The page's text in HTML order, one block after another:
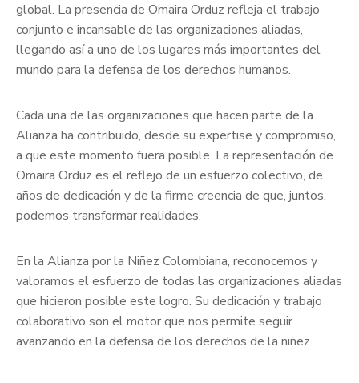
global. La presencia de Omaira Orduz refleja el trabajo
conjunto e incansable de las organizaciones aliadas,
llegando así a uno de los lugares más importantes del
mundo para la defensa de los derechos humanos.
Cada una de las organizaciones que hacen parte de la
Alianza ha contribuido, desde su expertise y compromiso,
a que este momento fuera posible. La representación de
Omaira Orduz es el reflejo de un esfuerzo colectivo, de
años de dedicación y de la firme creencia de que, juntos,
podemos transformar realidades.
En la Alianza por la Niñez Colombiana, reconocemos y
valoramos el esfuerzo de todas las organizaciones aliadas
que hicieron posible este logro. Su dedicación y trabajo
colaborativo son el motor que nos permite seguir
avanzando en la defensa de los derechos de la niñez.